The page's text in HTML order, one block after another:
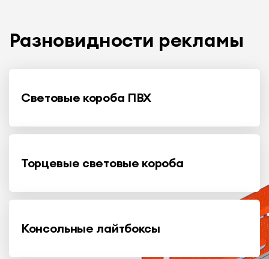
Разновидности рекламы
Световые короба ПВХ
Торцевые световые короба
Консольные лайтбоксы